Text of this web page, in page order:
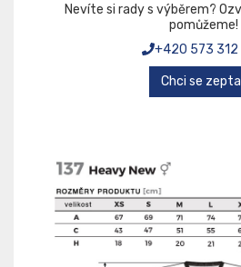
Nevíte si rady s výběrem?
pomůžeme!
+420 573
Chci se